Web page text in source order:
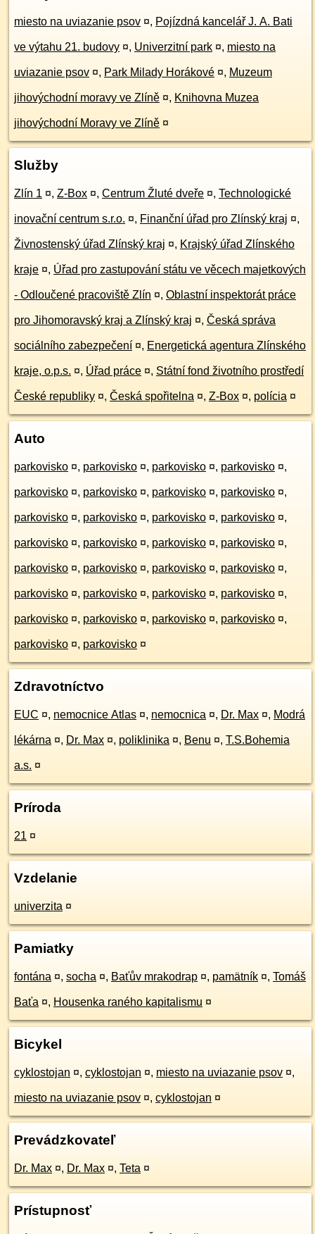
miesto na uviazanie psov ¤, Pojízdná kancelář J. A. Bati
ve výtahu 21. budovy ¤, Univerzitní park ¤, miesto na
uviazanie psov ¤, Park Milady Horákové ¤, Muzeum
jihovýchodní moravy ve Zlíně ¤, Knihovna Muzea
jihovýchodní Moravy ve Zlíně ¤
Služby
Zlín 1 ¤, Z-Box ¤, Centrum Žluté dveře ¤, Technologické
inovační centrum s.r.o. ¤, Finanční úřad pro Zlínský kraj ¤,
Živnostenský úřad Zlínský kraj ¤, Krajský úřad Zlínského
kraje ¤, Úřad pro zastupování státu ve věcech majetkových
- Odloučené pracoviště Zlín ¤, Oblastní inspektorát práce
pro Jihomoravský kraj a Zlínský kraj ¤, Česká správa
sociálního zabezpečení ¤, Energetická agentura Zlínského
kraje, o.p.s. ¤, Úřad práce ¤, Státní fond životního prostředí
České republiky ¤, Česká spořitelna ¤, Z-Box ¤, polícia ¤
Auto
parkovisko ¤, parkovisko ¤, parkovisko ¤, parkovisko ¤,
parkovisko ¤, parkovisko ¤, parkovisko ¤, parkovisko ¤,
parkovisko ¤, parkovisko ¤, parkovisko ¤, parkovisko ¤,
parkovisko ¤, parkovisko ¤, parkovisko ¤, parkovisko ¤,
parkovisko ¤, parkovisko ¤, parkovisko ¤, parkovisko ¤,
parkovisko ¤, parkovisko ¤, parkovisko ¤, parkovisko ¤,
parkovisko ¤, parkovisko ¤, parkovisko ¤, parkovisko ¤,
parkovisko ¤, parkovisko ¤
Zdravotníctvo
EUC ¤, nemocnice Atlas ¤, nemocnica ¤, Dr. Max ¤, Modrá
lékárna ¤, Dr. Max ¤, poliklinika ¤, Benu ¤, T.S.Bohemia
a.s. ¤
Príroda
21 ¤
Vzdelanie
univerzita ¤
Pamiatky
fontána ¤, socha ¤, Baťův mrakodrap ¤, pamätník ¤, Tomáš
Baťa ¤, Housenka raného kapitalismu ¤
Bicykel
cyklostojan ¤, cyklostojan ¤, miesto na uviazanie psov ¤,
miesto na uviazanie psov ¤, cyklostojan ¤
Prevádzkovateľ
Dr. Max ¤, Dr. Max ¤, Teta ¤
Prístupnosť